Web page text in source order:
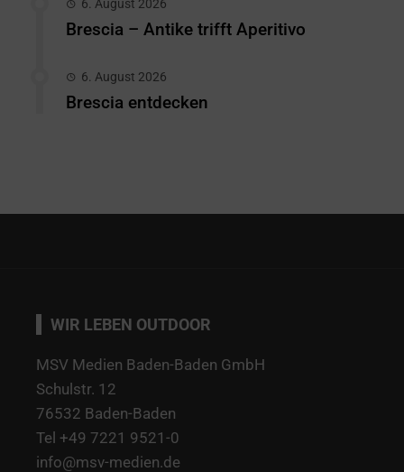
6. August 2026
Brescia – Antike trifft Aperitivo
6. August 2026
Brescia entdecken
WIR LEBEN OUTDOOR
MSV Medien Baden-Baden GmbH
Schulstr. 12
76532 Baden-Baden
Tel +49 7221 9521-0
info@msv-medien.de